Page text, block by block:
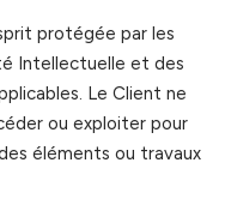
protégée par les
Intellectuelle et des
Le Client ne
ou exploiter pour
éléments ou travaux